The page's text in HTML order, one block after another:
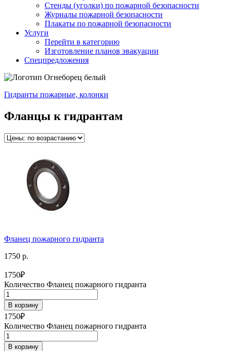
Стенды (уголки) по пожарной безопасности
Журналы пожарной безопасности
Плакаты по пожарной безопасности
Услуги
Перейти в категорию
Изготовление планов эвакуации
Спецпредложения
Гидранты пожарные, колонки
Фланцы к гидрантам
Фланец пожарного гидранта
1750 р.
1750₽
Количество Фланец пожарного гидранта
В корзину
1750₽
Количество Фланец пожарного гидранта
В корзину